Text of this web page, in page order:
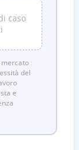
caso
del
e